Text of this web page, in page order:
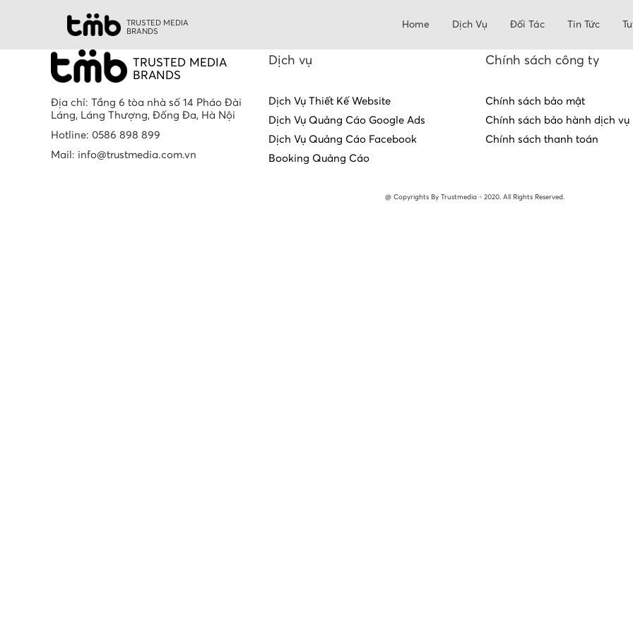
TRUSTED MEDIA
BRANDS
Home Dịch Vụ Đối Tác Tin Tức
TRUSTED MEDIA
BRANDS
Địa chỉ: Tầng 6 tòa nhà số 14 Pháo Đài
Láng, Láng Thượng, Đống Đa, Hà Nội
Hotline: 0586 898 899
Mail: info@trustmedia.com.vn
Dịch vụ
Dịch Vụ Thiết Kế Website
Dịch Vụ Quảng Cáo Google Ads
Dịch Vụ Quảng Cáo Facebook
Booking Quảng Cáo
Chính sách công ty
Chính sách bảo mật
Chính sách bảo hành dịch vụ
Chính sách thanh toán
@ Copyrights By Trustmedia - 2020. All Rights Reserved.